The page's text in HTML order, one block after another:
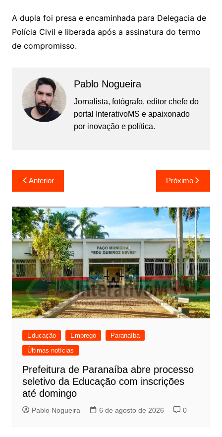
A dupla foi presa e encaminhada para Delegacia de
Polícia Civil e liberada após a assinatura do termo
de compromisso.
Pablo Nogueira
Jornalista, fotógrafo, editor chefe do
portal InterativoMS e apaixonado
por inovação e política.
Navegação
de
Post
Anterior Próximo
Educação Emprego
Paranaíba
Últimas notícias
Prefeitura de Paranaíba abre processo
seletivo da Educação com inscrições
até domingo
Pablo Nogueira 6 de agosto de 2026 0